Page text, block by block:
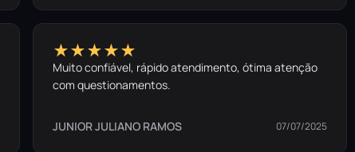
★★★★★
Muito confiável, rápido atendimento, ótima atenção
com questionamentos.
JUNIOR JULIANO RAMOS 07/07/2025